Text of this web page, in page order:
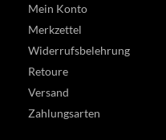
Mein Konto
Merkzettel
Widerrufsbelehrung
Retoure
Versand
Zahlungsarten